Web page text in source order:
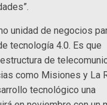
unidad de negocios
tecnología 4.0. Es que
de
como Misiones y La
tecnológico una